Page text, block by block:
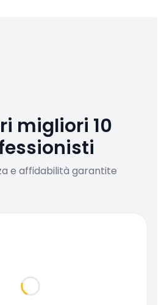
migliori 10
e affidabilità garantite
Loading...